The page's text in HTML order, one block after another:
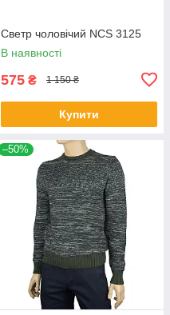
Светр чоловічий NCS 3125
В наявності
575 ₴ 1 150 ₴
Купити
–50%